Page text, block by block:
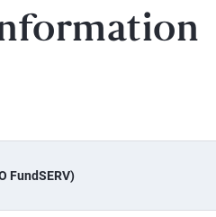
FundSERV)